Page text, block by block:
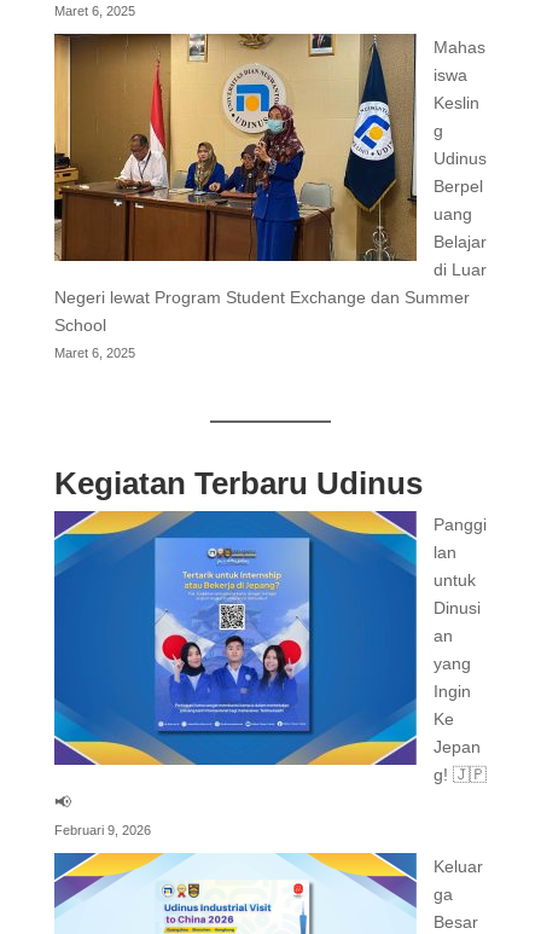
Maret 6, 2025
Mahas
iswa
Keslin
g
Udinus
Berpel
uang
Belajar
di Luar
Negeri lewat Program Student Exchange dan Summer
School
Maret 6, 2025
Kegiatan Terbaru Udinus
Panggi
lan
untuk
Dinusi
an
yang
Ingin
Ke
Jepan
g! 🇯🇵
📢
Februari 9, 2026
Keluar
ga
Besar